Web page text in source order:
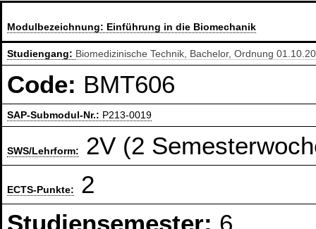
Modulbezeichnung: Einführung in die Biomechanik
Studiengang: Biomedizinische Technik, Bachelor, Ordnung
Code: BMT606
SAP-Submodul-Nr.: P213-0019
SWS/Lehrform: 2V (2
ECTS-Punkte:
2
Studiensemester: 6